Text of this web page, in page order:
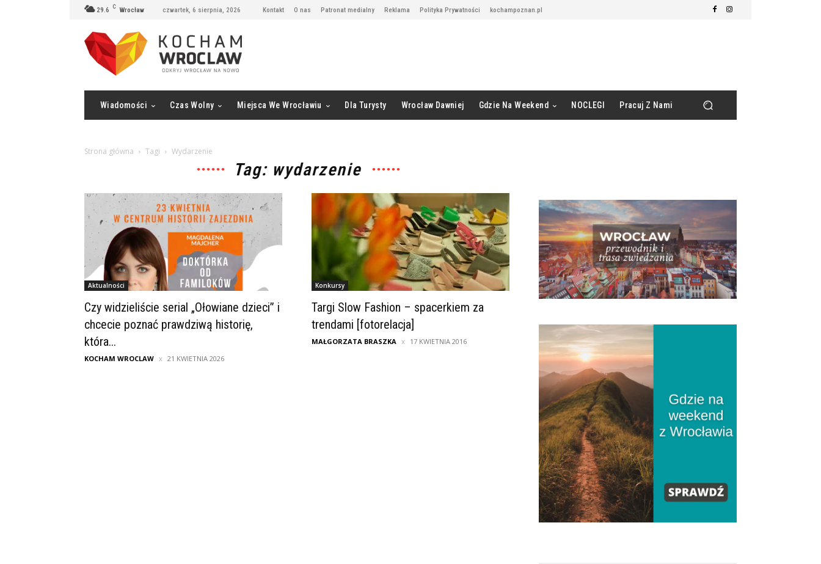
29.6 C Wrocław czwartek, 6 sierpnia, 2026 Kontakt O nas Patronat medialny Reklama Polityka Prywatności kochampoznan.pl
Wiadomości Czas Wolny Miejsca We Wrocławiu Dla Turysty Wrocław Dawniej Gdzie Na Weekend NOCLEGI Pracuj Z Nami
Strona główna Tagi Wydarzenie
Tag: wydarzenie
Aktualności
Czy widzieliście serial „Ołowiane dzieci” i
chcecie poznać prawdziwą historię,
która...
KOCHAM WROCLAW 21 KWIETNIA 2026
Konkursy
Targi Slow Fashion – spacerkiem za
trendami [fotorelacja]
MAŁGORZATA BRASZKA 17 KWIETNIA 2016